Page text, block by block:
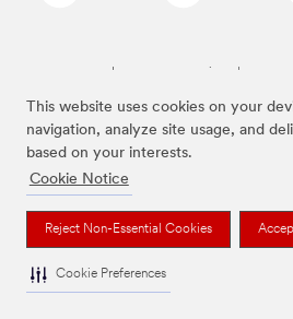
This website uses cookies on your
navigation, analyze site usage, and
based on your interests.
Cookie Notice
Reject Non-Essential Cookies
Cookie Preferences
Las marcas mencionadas son